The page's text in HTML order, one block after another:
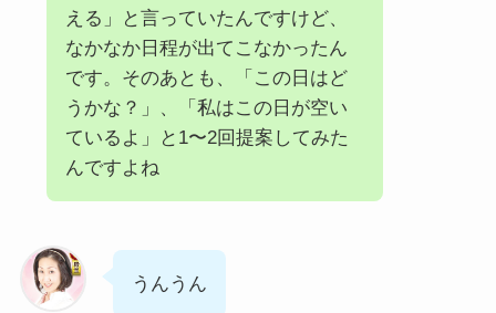
える」と言っていたんですけど、
なかなか日程が出てこなかったん
です。そのあとも、「この日はど
うかな？」、「私はこの日が空い
ているよ」と1〜2回提案してみた
んですよね
うんうん